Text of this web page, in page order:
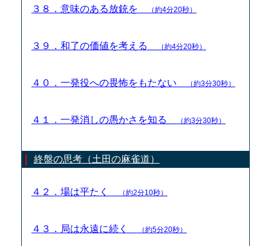
３８．意味のある放銃を （約4分20秒）
３９．和了の価値を考える （約4分20秒）
４０．一発役への畏怖をもたない （約3分30秒）
４１．一発消しの愚かさを知る （約3分30秒）
終盤の思考（土田の麻雀道）
４２．場は平たく （約2分10秒）
４３．局は永遠に続く （約5分20秒）